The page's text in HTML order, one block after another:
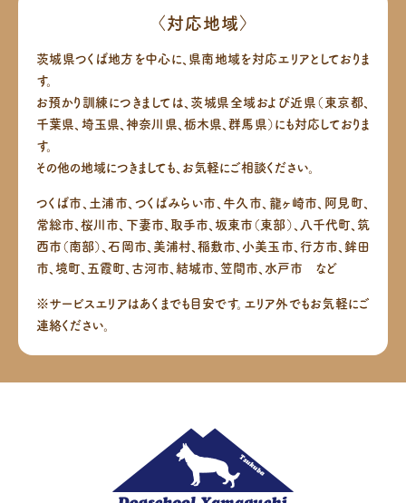
〈対応地域〉
茨城県つくば地方を中心に、県南地域を対応エリアとしておりま
す。
お預かり訓練につきましては、茨城県全域および近県（東京都、
千葉県、埼玉県、神奈川県、栃木県、群馬県）にも対応しておりま
す。
その他の地域につきましても、お気軽にご相談ください。
つくば市、土浦市、つくばみらい市、牛久市、龍ヶ崎市、阿見町、
常総市、桜川市、下妻市、取手市、坂東市（東部）、八千代町、筑
西市（南部）、石岡市、美浦村、稲敷市、小美玉市、行方市、鉾田
市、境町、五霞町、古河市、結城市、笠間市、水戸市 など
※サービスエリアはあくまでも目安です。エリア外でもお気軽にご
連絡ください。